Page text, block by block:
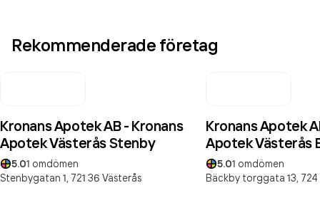
Rekommenderade företag
Kronans Apotek AB - Kronans
Apotek Västerås Stenby
5.01 omdömen
Stenbygatan 1, 721 36 Västerås
Kronans Apotek
Apotek Västerås
5.01 omdömen
Bäckby torggata 13, 724